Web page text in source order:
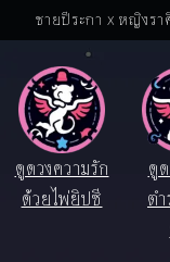
ชายปีระกา x หญิงรา
ดูดวงความรัก
ด้วยไพ่ยิปซี
ดู
ต